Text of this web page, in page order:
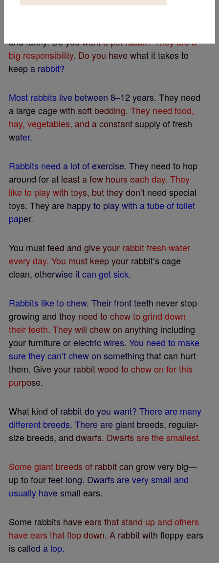
andfunny.Doyouwantapetrabbit?Theyarea
big responsibility. Do you havewhat ittakes to
keepa rabbit?
Most rabbits live between 8–12 years. They need
a largecagewith soft bedding. They need food,
hay, vegetables, and aconstantsupplyoffresh
water.
Rabbits need a lotofexercise. They need to hop
around forat leastafew hours each day. They
liketo playwith toys, buttheydon’t need special
toys. Theyare happyto playwith atubeoftoilet
paper.
You mustfeed and giveyour rabbitfresh water
everyday. You must keepyour rabbit’s cage
clean, otherwise itcan getsick.
Rabbits liketo chew. Theirfrontteeth neverstop
growing and they need to chewto grind down
theirteeth. Theywill chewon anything including
yourfurnitureorelectricwires. You need to make
suretheycan’tchewon something thatcan hurt
them. Giveyour rabbitwood to chewon forthis
purpose.
What kind of rabbitdo you want? Thereare many
diferent breeds. Therearegiant breeds, regular-
size breeds, and dwarfs. Dwarfs arethesmallest.
Somegiant breeds of rabbitcan growvery big—
upto fourfeet long. Dwarfs areverysmall and
usually havesmall ears.
Some rabbits haveears thatstand upand others
haveears thatfopdown. A rabbitwith foppyears
is called a lop.